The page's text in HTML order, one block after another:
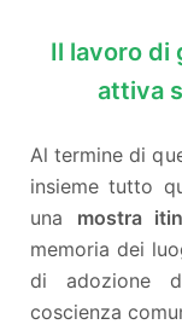
Il lavoro di
attiva
Al termine di
insieme tutto
una mostra
memoria dei
di adozione
coscienza